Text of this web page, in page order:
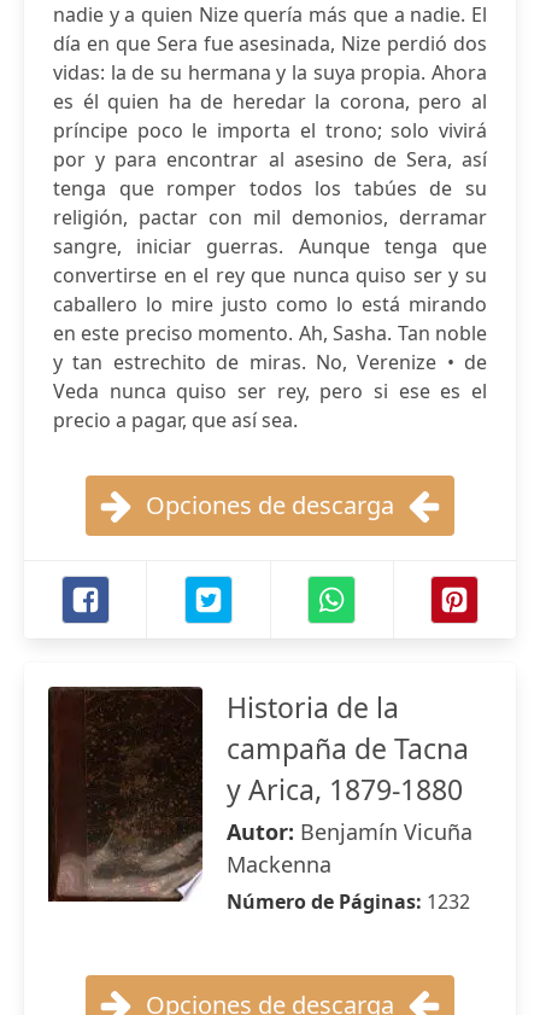
nadie y a quien Nize quería más que a nadie. El
día en que Sera fue asesinada, Nize perdió dos
vidas: la de su hermana y la suya propia. Ahora
es él quien ha de heredar la corona, pero al
príncipe poco le importa el trono; solo vivirá
por y para encontrar al asesino de Sera, así
tenga que romper todos los tabúes de su
religión, pactar con mil demonios, derramar
sangre, iniciar guerras. Aunque tenga que
convertirse en el rey que nunca quiso ser y su
caballero lo mire justo como lo está mirando
en este preciso momento. Ah, Sasha. Tan noble
y tan estrechito de miras. No, Verenize • de
Veda nunca quiso ser rey, pero si ese es el
precio a pagar, que así sea.
Opciones de descarga
Historia de la
campaña de Tacna
y Arica, 1879-1880
Autor: Benjamín Vicuña
Mackenna
Número de Páginas: 1232
Opciones de descarga